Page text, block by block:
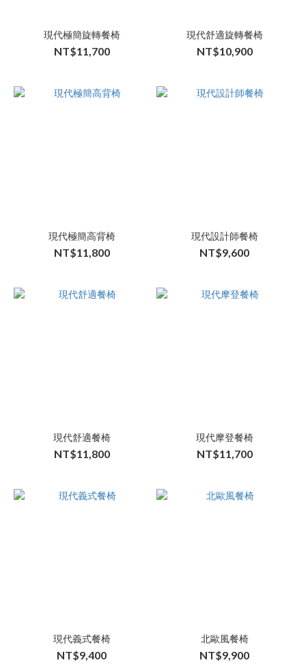
現代極簡旋轉餐椅
NT$11,700
現代舒適旋轉餐椅
NT$10,900
現代極簡高背椅
NT$11,800
現代設計師餐椅
NT$9,600
現代舒適餐椅
NT$11,800
現代摩登餐椅
NT$11,700
現代義式餐椅
NT$9,400
北歐風餐椅
NT$9,900